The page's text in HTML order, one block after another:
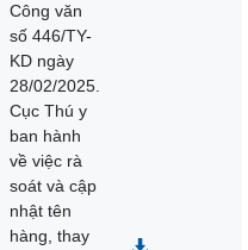
Công văn
số 446/TY-
KD ngày
28/02/2025.
Cục Thú y
ban hành
về việc rà
soát và cập
nhật tên
hàng, thay